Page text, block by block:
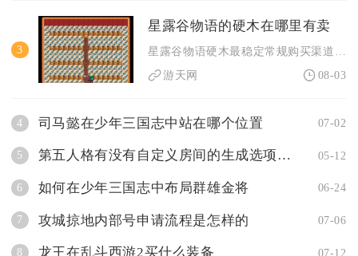
3
星露谷物语的硬木在哪里有卖
游天网
08-03
4 司马懿在少年三国志中站在哪个位置 07-02
5 第五人格有没有自定义房间的生成选项如果有具体怎么设置 05-12
6 如何在少年三国志中布局群雄金将 06-24
7 攻城掠地内部号申请流程是怎样的 07-06
8 龙王在乱斗西游2买什么装备 07-12